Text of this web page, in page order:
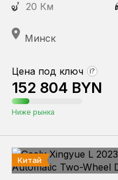
Пробег
КПП
Автомат
Передний
20 Км
Минск
Цена под ключ ?
152 804 BYN
Ниже рынка
Китай